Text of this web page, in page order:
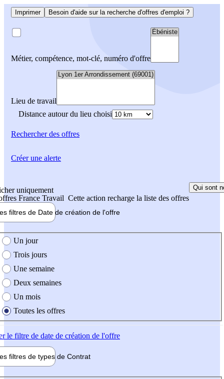
Imprimer Besoin d'aide sur la recherche d'offres d'emploi ?
Métier, compétence, mot-clé, numéro d'offre
Lieu de travail
Distance autour du lieu choisi
Rechercherdes offres
uniquement
France Travail Cette action recharge la liste des offres
Qui sont
filtres de Date de création de l'offre
création de l'offre
Un jour
Trois jours
Une semaine
Deux semaines
Un mois
Toutes les offres
le filtre de date de création de l'offre
filtres de types de Contrat
Créer une alerte